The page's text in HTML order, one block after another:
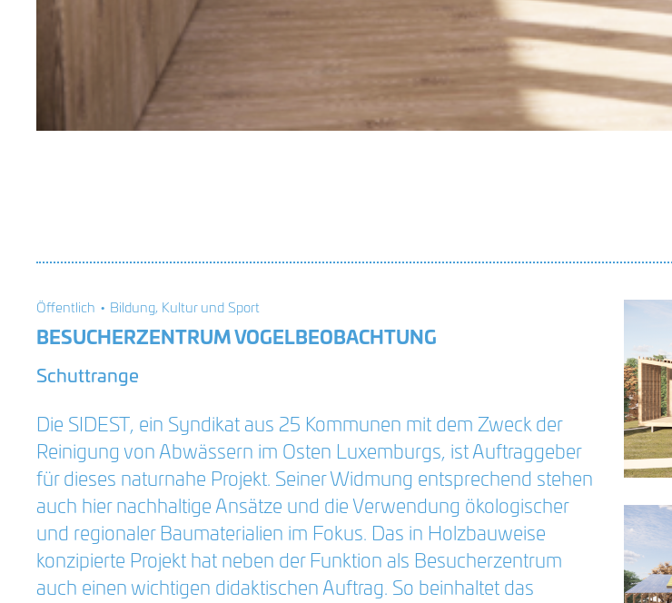
Öffentlich • Bildung, Kultur und Sport
BESUCHERZENTRUM VOGELBEOBACHTUNG
Schuttrange
Die SIDEST, ein Syndikat aus 25 Kommunen mit dem Zweck der
Reinigung von Abwässern im Osten Luxemburgs, ist Auftraggeber
für dieses naturnahe Projekt. Seiner Widmung entsprechend stehen
auch hier nachhaltige Ansätze und die Verwendung ökologischer
und regionaler Baumaterialien im Fokus. Das in Holzbauweise
konzipierte Projekt hat neben der Funktion als Besucherzentrum
auch einen wichtigen didaktischen Auftrag. So beinhaltet das